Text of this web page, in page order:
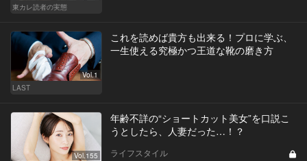
東カレ読者の実態
Vol.1
LAST
これを読めば貴方も出来る！プロに学ぶ、
一生使える究極かつ王道な靴の磨き方
Vol.155
年齢不詳の“ショートカット美女”を口説こ
うとしたら、人妻だった…！？
ライフスタイル